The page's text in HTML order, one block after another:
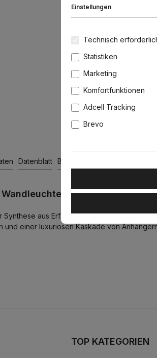
Datenblatt Bewertungen
Wandleuchte, Blattkupfer, L: 70
Synthese aus Erfahrung und Kreativität
und einer luxuriösen Kaskade von
TOP KATEGORIEN
Einstellungen
Technisch
Statistiken
Marketing
Komfortfunktionen
Adcell Tracking
Brevo